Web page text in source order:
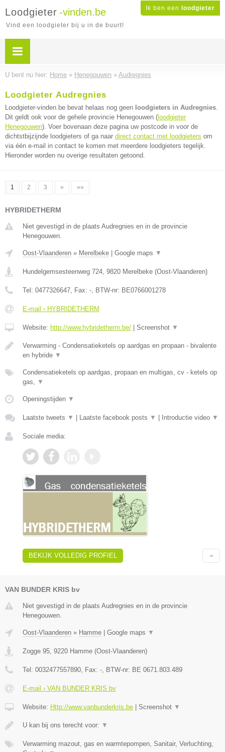
Ik ben een loodgieter
Loodgieter -vinden.be
Vind een loodgieter bij u in de buurt!
U bent nu hier: Home » Henegouwen » Audregnies
Loodgieter Audregnies
Loodgieter-vinden.be bevat helaas nog geen loodgieters in Audregnies.
Dit geldt ook voor de gehele provincie Henegouwen ( loodgieter
Henegouwen). Voer bovenaan deze pagina uw postcode in voor de
dichtstbijzijnde loodgieters of ga naar direct contact met loodgieters om
via één e-mail in contact te komen met meerdere loodgieters tegelijk.
Hieronder worden nu overige resultaten getoond.
1 2 3 » »»
HYBRIDETHERM
Niet gevestigd in de plaats Audregnies en in de provincie
Henegouwen.
Oost-Vlaanderen » Merelbeke Google maps ▼
Hundelgemsesteenweg 724, 9820 Merelbeke (Oost-Vlaanderen)
Tel: 0477326647, Fax: -, BTW-nr: BE0766001278
E-mail › HYBRIDETHERM
Website: http://www.hybridetherm.be/ Screenshot ▼
Verwarming - Condensatieketels op aardgas en propaan - bivalente
en hybride ▼
Condensatieketels op aardgas, propaan en multigas, cv - ketels op
gas, ▼
Openingstijden ▼
Laatste tweets ▼ Laatste facebook posts ▼ Introductie video ▼
Sociale media:
BEKIJK VOLLEDIG PROFIEL
VAN BUNDER KRIS bv
Niet gevestigd in de plaats Audregnies en in de provincie
Henegouwen.
Oost-Vlaanderen » Hamme Google maps ▼
Zogge 95, 9220 Hamme (Oost-Vlaanderen)
Tel: 0032477557890, Fax: -, BTW-nr: BE 0671.803.489
E-mail › VAN BUNDER KRIS bv
Website: Http://www.vanbunderkris.be Screenshot ▼
U kan bij ons terecht voor: ▼
Verwarming mazout, gas en warmtepompen, Sanitair, Verluchting,